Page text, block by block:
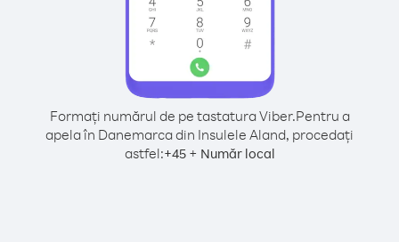
Formați numărul de pe tastatura Viber.Pentru a
apela în Danemarca din Insulele Aland, procedați
astfel:+45+ Număr local